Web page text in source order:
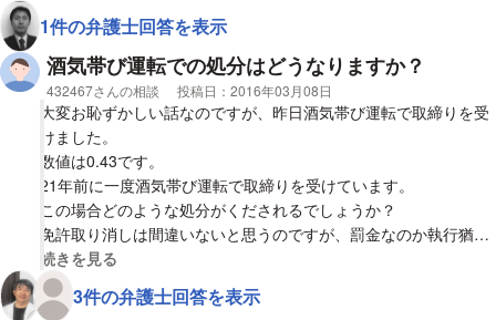
科はありません。現在、裁判所から通知が来、弁護士の選択をせ
まられてる状態です。車に乗ることはもう無いので処分してま
す。被害者との弁償等も済んでいます。同乗罪とは言え、今回で
酒気帯び運転２回目と判断されるのでしょうか？また今後どの様
な処分が下るのでしょうか？
1件の弁護士回答を表示
酒気帯び運転での処分はどうなりますか？
相談者
432467さんの相談 投稿日： 2016年03月08日
大変お恥ずかしい話なのですが、昨日酒気帯び運転で取締りを受
けました。
数値は0.43です。
21年前に一度酒気帯び運転で取締りを受けています。
この場合どのような処分がくだされるでしょうか？
免許取り消しは間違いないと思うのですが、罰金なのか執行猶予
付きの実刑なのか、罰金だとしたらいくら位でいつ頃支払いにな
るのか。
ご判断をお願いします。
視覚的に省略された相談全文の
続きを見る
3件の弁護士回答を表示